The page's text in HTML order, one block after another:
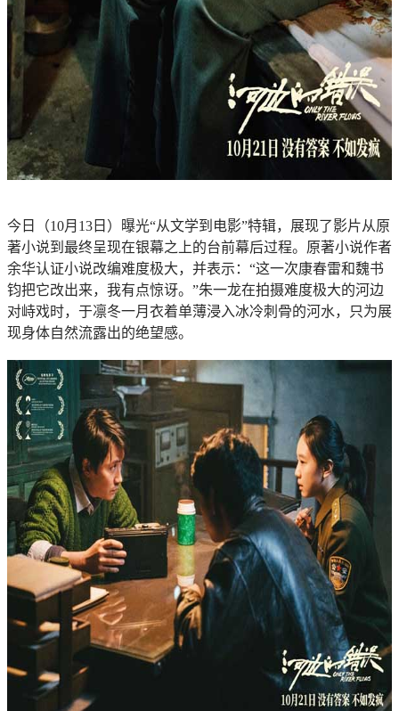
今日（10月13日）曝光“从文学到电影”特辑，展现了影片从原
著小说到最终呈现在银幕之上的台前幕后过程。原著小说作者
余华认证小说改编难度极大，并表示：“这一次康春雷和魏书
钧把它改出来，我有点惊讶。”朱一龙在拍摄难度极大的河边
对峙戏时，于凛冬一月衣着单薄浸入冰冷刺骨的河水，只为展
现身体自然流露出的绝望感。